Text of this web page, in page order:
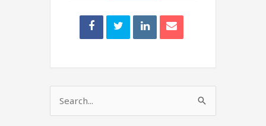
Search
for: